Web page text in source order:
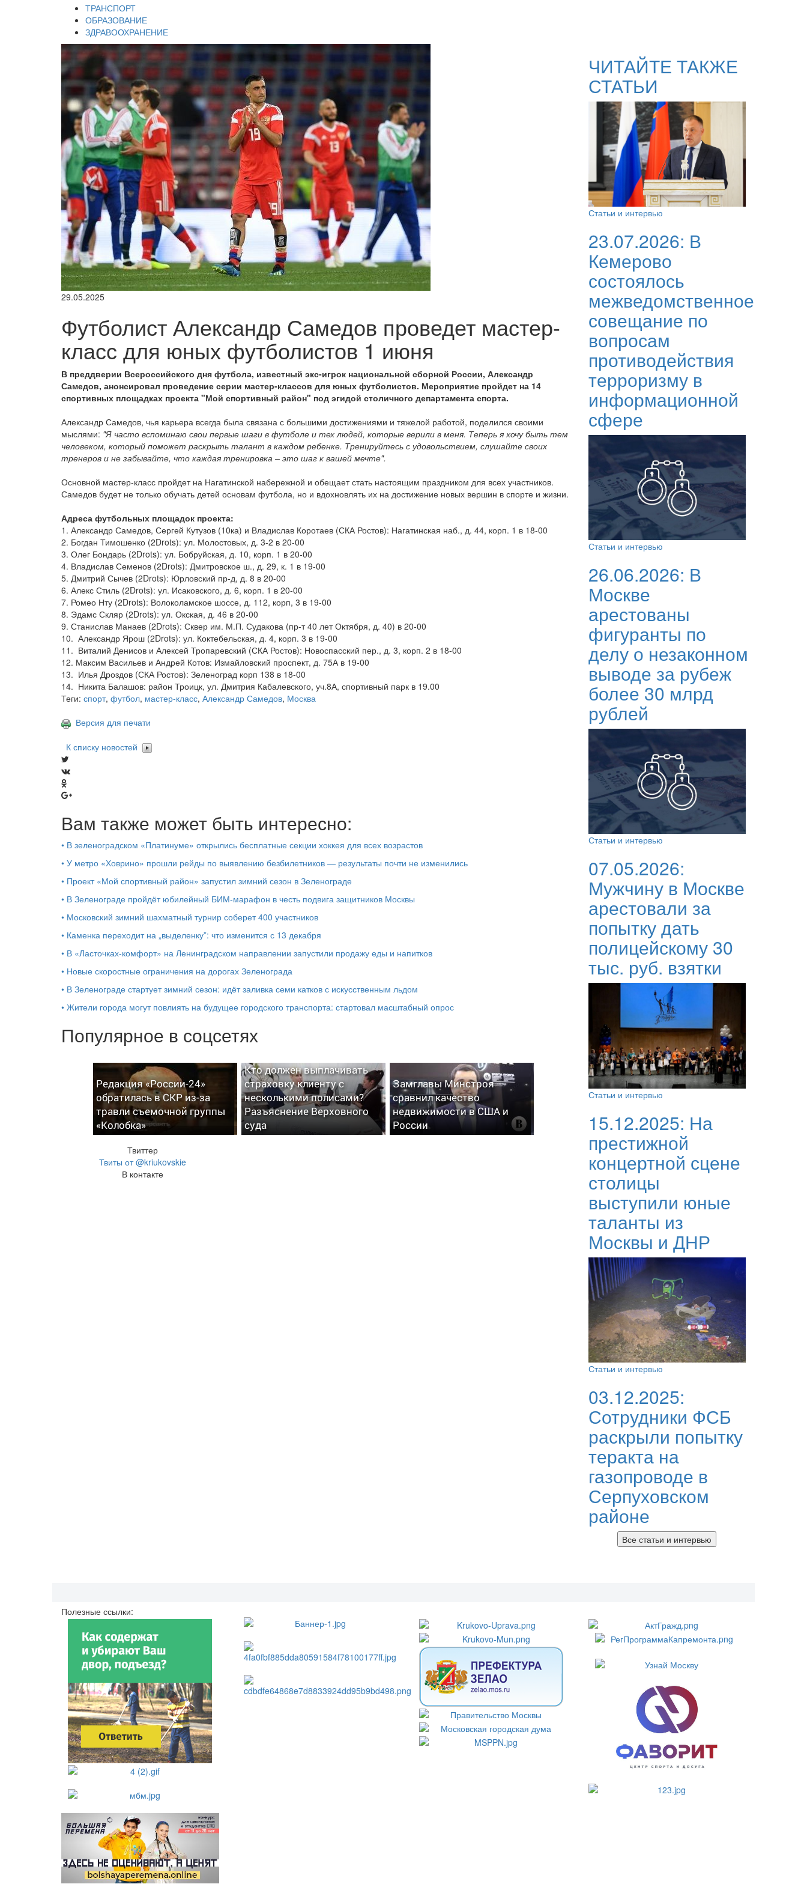
ТРАНСПОРТ
ОБРАЗОВАНИЕ
ЗДРАВООХРАНЕНИЕ
29.05.2025
Футболист Александр Самедов проведет мастер-
класс для юных футболистов 1 июня
В преддверии Всероссийского дня футбола, известный экс-игрок национальной сборной России, Александр
Самедов, анонсировал проведение серии мастер-классов для юных футболистов. Мероприятие пройдет на 14
спортивных площадках проекта "Мой спортивный район" под эгидой столичного департамента спорта.
Александр Самедов, чья карьера всегда была связана с большими достижениями и тяжелой работой, поделился своими
мыслями: "Я часто вспоминаю свои первые шаги в футболе и тех людей, которые верили в меня. Теперь я хочу быть тем
человеком, который поможет раскрыть талант в каждом ребенке. Тренируйтесь с удовольствием, слушайте своих
тренеров и не забывайте, что каждая тренировка – это шаг к вашей мечте".
Основной мастер-класс пройдет на Нагатинской набережной и обещает стать настоящим праздником для всех участников.
Самедов будет не только обучать детей основам футбола, но и вдохновлять их на достижение новых вершин в спорте и жизни.
Адреса футбольных площадок проекта:
1. Александр Самедов, Сергей Кутузов (10ка) и Владислав Коротаев (СКА Ростов): Нагатинская наб., д. 44, корп. 1 в 18-00
2. Богдан Тимошенко (2Drots): ул. Молостовых, д. 3-2 в 20-00
3. Олег Бондарь (2Drots): ул. Бобруйская, д. 10, корп. 1 в 20-00
4. Владислав Семенов (2Drots): Дмитровское ш., д. 29, к. 1 в 19-00
5. Дмитрий Сычев (2Drots): Юрловский пр-д, д. 8 в 20-00
6. Алекс Стиль (2Drots): ул. Исаковского, д. 6, корп. 1 в 20-00
7. Ромео Нту (2Drots): Волоколамское шоссе, д. 112, корп, 3 в 19-00
8. Эдамс Скляр (2Drots): ул. Окская, д. 46 в 20-00
9. Станислав Манаев (2Drots): Сквер им. М.П. Судакова (пр-т 40 лет Октября, д. 40) в 20-00
10. Александр Ярош (2Drots): ул. Коктебельская, д. 4, корп. 3 в 19-00
11. Виталий Денисов и Алексей Тропаревский (СКА Ростов): Новоспасский пер., д. 3, корп. 2 в 18-00
12. Максим Васильев и Андрей Котов: Измайловский проспект, д. 75А в 19-00
13. Илья Дроздов (СКА Ростов): Зеленоград корп 138 в 18-00
14. Никита Балашов: район Троицк, ул. Дмитрия Кабалевского, уч.8А, спортивный парк в 19.00
Теги: спорт, футбол, мастер-класс, Александр Самедов, Москва
Версия для печати
К списку новостей
Вам также может быть интересно:
• В зеленоградском «Платинуме» открылись бесплатные секции хоккея для всех возрастов
• У метро «Ховрино» прошли рейды по выявлению безбилетников — результаты почти не изменились
• Проект «Мой спортивный район» запустил зимний сезон в Зеленограде
• В Зеленограде пройдёт юбилейный БИМ‑марафон в честь подвига защитников Москвы
• Московский зимний шахматный турнир соберет 400 участников
• Каменка переходит на „выделенку”: что изменится с 13 декабря
• В «Ласточках‑комфорт» на Ленинградском направлении запустили продажу еды и напитков
• Новые скоростные ограничения на дорогах Зеленограда
• В Зеленограде стартует зимний сезон: идёт заливка семи катков с искусственным льдом
• Жители города могут повлиять на будущее городского транспорта: стартовал масштабный опрос
Популярное в соцсетях
Редакция «России-24»
обратилась в СКР из-за
травли съемочной группы
«Колобка»
Кто должен выплачивать
страховку клиенту с
несколькими полисами?
Разъяснение Верховного
суда
Замглавы Минстроя
сравнил качество
недвижимости в США и
России
Твиттер
Твиты от @kriukovskie
В контакте
ЧИТАЙТЕ ТАКЖЕ
СТАТЬИ
Статьи и интервью
23.07.2026: В
Кемерово
состоялось
межведомственное
совещание по
вопросам
противодействия
терроризму в
информационной
сфере
Статьи и интервью
26.06.2026: В
Москве
арестованы
фигуранты по
делу о незаконном
выводе за рубеж
более 30 млрд
рублей
Статьи и интервью
07.05.2026:
Мужчину в Москве
арестовали за
попытку дать
полицейскому 30
тыс. руб. взятки
Статьи и интервью
15.12.2025: На
престижной
концертной сцене
столицы
выступили юные
таланты из
Москвы и ДНР
Статьи и интервью
03.12.2025:
Сотрудники ФСБ
раскрыли попытку
теракта на
газопроводе в
Серпуховском
районе
Все статьи и интервью
Полезные ссылки: